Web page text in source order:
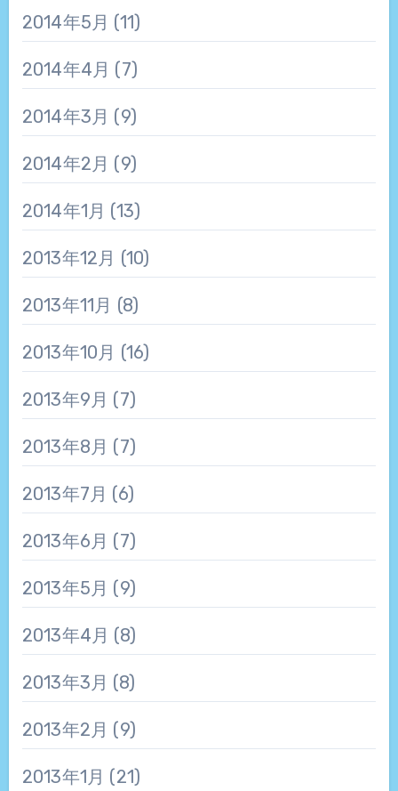
2014年5月 (11)
2014年4月 (7)
2014年3月 (9)
2014年2月 (9)
2014年1月 (13)
2013年12月 (10)
2013年11月 (8)
2013年10月 (16)
2013年9月 (7)
2013年8月 (7)
2013年7月 (6)
2013年6月 (7)
2013年5月 (9)
2013年4月 (8)
2013年3月 (8)
2013年2月 (9)
2013年1月 (21)